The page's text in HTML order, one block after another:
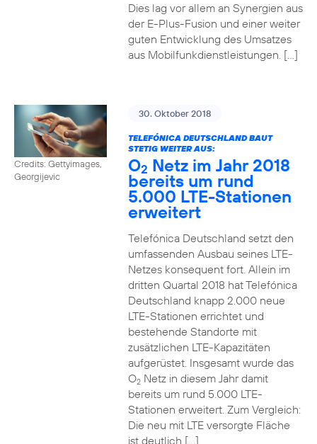
Dies lag vor allem an Synergien aus
der E-Plus-Fusion und einer weiter
guten Entwicklung des Umsatzes
aus Mobilfunkdienstleistungen. […]
Credits: Gettyimages,
Georgijevic
30. Oktober 2018
TELEFÓNICA DEUTSCHLAND BAUT
STETIG WEITER AUS:
O2 Netz im Jahr 2018
bereits um rund
5.000 LTE-Stationen
erweitert
Telefónica Deutschland setzt den
umfassenden Ausbau seines LTE-
Netzes konsequent fort. Allein im
dritten Quartal 2018 hat Telefónica
Deutschland knapp 2.000 neue
LTE-Stationen errichtet und
bestehende Standorte mit
zusätzlichen LTE-Kapazitäten
aufgerüstet. Insgesamt wurde das
O2Netz in diesem Jahr damit
bereits um rund 5.000 LTE-
Stationen erweitert. Zum Vergleich:
Die neu mit LTE versorgte Fläche
ist deutlich […]